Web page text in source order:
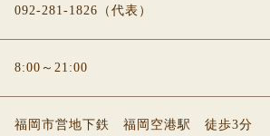
092-281-1826（代表）
8:00～21:00
福岡市営地下鉄 福岡空港駅 徒歩3分